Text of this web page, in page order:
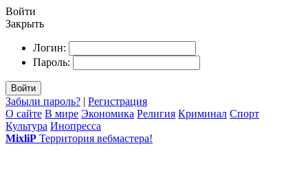
Войти
Закрыть
Логин:
Пароль:
Войти
Забыли пароль? | Регистрация
О сайте В мире Экономика Религия Криминал Спорт
Культура Инопресса
MixliP Территория вебмастера!